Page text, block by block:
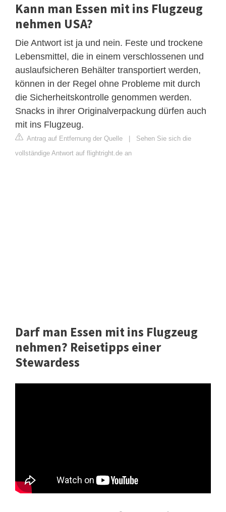
Kann man Essen mit ins Flugzeug
nehmen USA?
Die Antwort ist ja und nein. Feste und trockene
Lebensmittel, die in einem verschlossenen und
auslaufsicheren Behälter transportiert werden,
können in der Regel ohne Probleme mit durch
die Sicherheitskontrolle genommen werden.
Snacks in ihrer Originalverpackung dürfen auch
mit ins Flugzeug.
Antrag auf Entfernung der Quelle
Sehen Sie sich die
vollständige Antwort auf flightright.de an
Darf man Essen mit ins Flugzeug
nehmen? Reisetipps einer
Stewardess